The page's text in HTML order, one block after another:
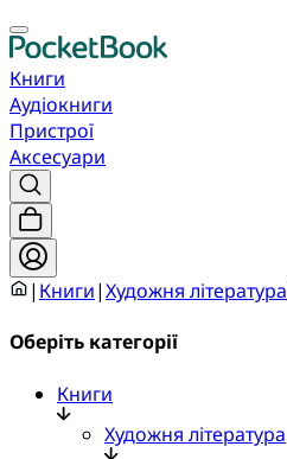
Книги
Аудіокниги
Пристрої
Аксесуари
| Книги|Художня література
Оберіть категорії
Книги
Художня література